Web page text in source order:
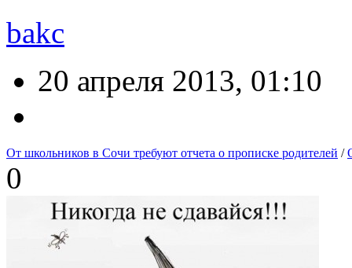
bakc
20 апреля 2013, 01:10
От школьников в Сочи требуют отчета о прописке родителей /
0